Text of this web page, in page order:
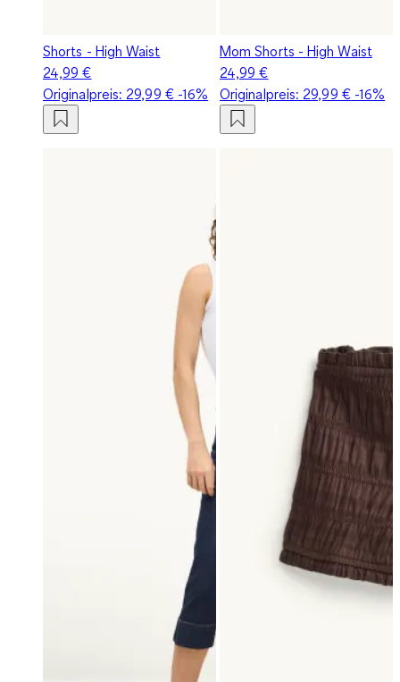
Shorts - High Waist
24,99 €
Originalpreis: 29,99 €-16%
Mom Shorts - High Waist
24,99 €
Originalpreis: 29,99 €-16%